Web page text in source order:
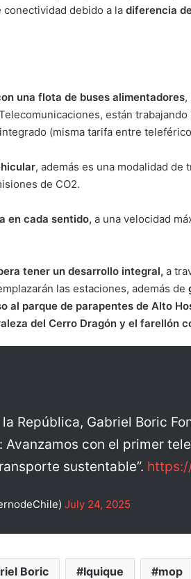
debido a la diferencia
una flota de buses alimentadores,
están
(misma tarifa entre
, además es una modalidad
de CO2.
en cada sentido, a una velocidad
tener un desarrollo integral, a
las estaciones, además de
al parque de parapentes de Alto
del Cerro Dragón y el farellón
República, Gabriel Boric
Avanzamos con el primer
sustentable”.
July 24, 2025
Boric Iquique mop